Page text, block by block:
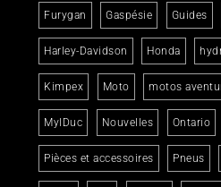
Furygan Gaspésie Guides
Harley-Davidson Honda
Kimpex Moto motos
MylDuc Nouvelles Ontario
Pièces et accessoires Pneus